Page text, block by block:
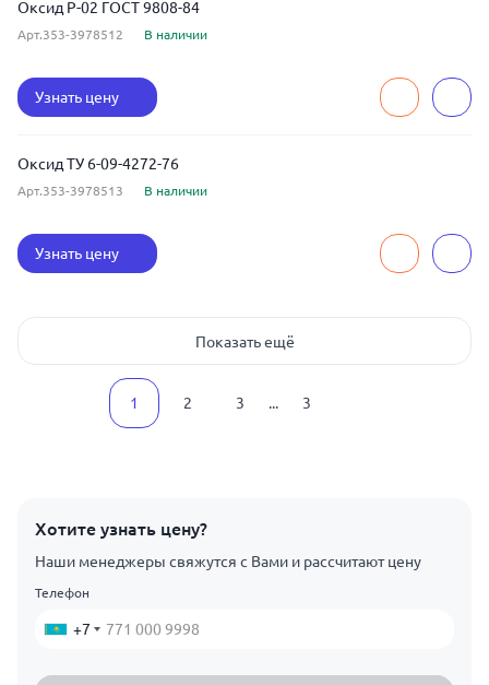
Оксид Р-02 ГОСТ 9808-84
Арт.353-3978512 В наличии
Узнать цену
Оксид ТУ 6-09-4272-76
Арт.353-3978513 В наличии
Узнать цену
Показать ещё
1 2 3 ... 3
Хотите узнать цену?
Наши менеджеры свяжутся с Вами и рассчитают цену
Телефон
+7